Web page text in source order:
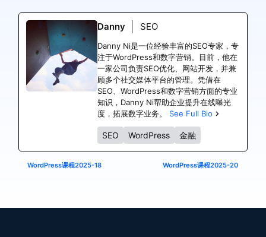
Danny SEO
Danny Ni是一位经验丰富的SEO专家，专
注于WordPress和数字营销。目前，他在
一家公司负责SEO优化、网站开发，并兼
顾多个社交媒体平台的管理。凭借在
SEO、WordPress和数字营销方面的专业
知识，Danny Ni帮助企业提升在线曝光
度，拓展数字业务。 See Full Bio
SEO WordPress 金融
WordPress课程2025-18 WordPress课程2025-20